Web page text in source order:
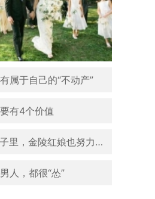
属于自己的“不动产”
有4个价值
04.寒冷的日子里，金陵红娘也努力给你温暖
人，都很“怂”